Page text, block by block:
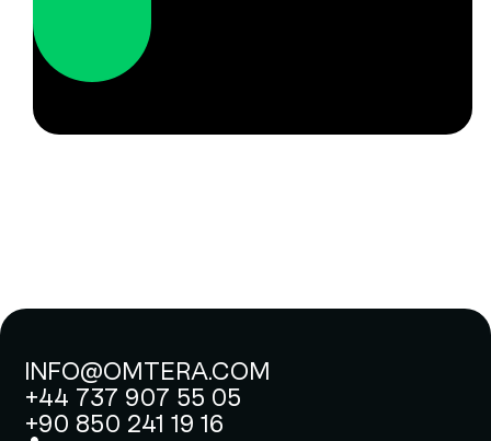
INFO@OMTERA.COM
+44 737 907 55 05
+90 850 241 19 16